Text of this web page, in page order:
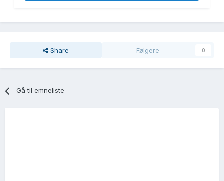
Share Følgere 0
Gå til emneliste